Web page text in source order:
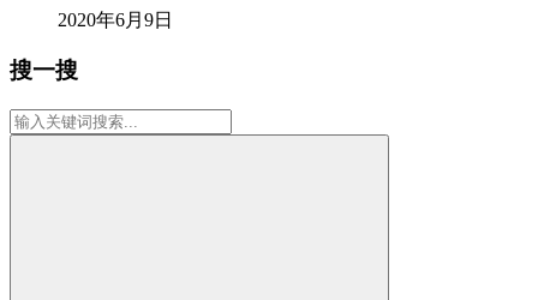
2020年6月9日
搜一搜